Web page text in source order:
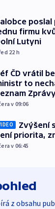
firmu
Lutyni
22 h
ČD vrátil
to
v 09:06
Zvýšení
priorita,
v 06:45
z obsahu